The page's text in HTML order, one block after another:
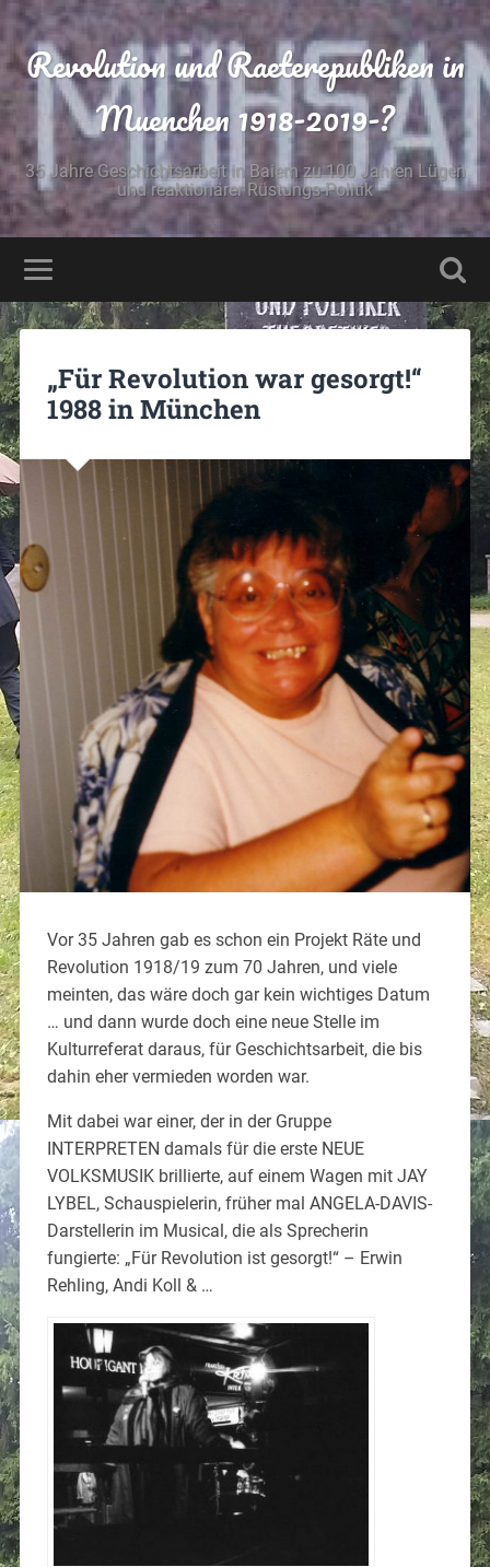
Revolution und Raeterepubliken in
Muenchen 1918-2019-?
35 Jahre Geschichtsarbeit in Baiern zu 100 Jahren Lügen
und reaktionärer Rüstungs-Politik
„Für Revolution war gesorgt!“
1988 in München
Vor 35 Jahren gab es schon ein Projekt Räte und
Revolution 1918/19 zum 70 Jahren, und viele
meinten, das wäre doch gar kein wichtiges Datum
… und dann wurde doch eine neue Stelle im
Kulturreferat daraus, für Geschichtsarbeit, die bis
dahin eher vermieden worden war.
Mit dabei war einer, der in der Gruppe
INTERPRETEN damals für die erste NEUE
VOLKSMUSIK brillierte, auf einem Wagen mit JAY
LYBEL, Schauspielerin, früher mal ANGELA-DAVIS-
Darstellerin im Musical, die als Sprecherin
fungierte: „Für Revolution ist gesorgt!“ – Erwin
Rehling, Andi Koll & …